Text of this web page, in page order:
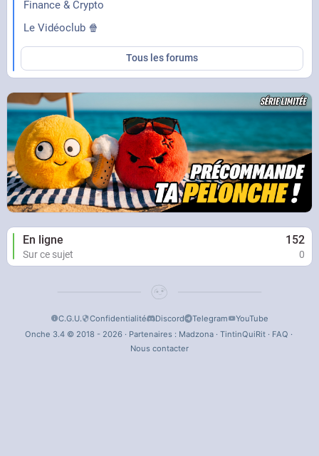
Finance & Crypto
Le Vidéoclub 🍿
Tous les forums
En ligne 152
Sur ce sujet 0
C.G.U. Confidentialité Discord Telegram
YouTube
Onche 3.4 © 2018 - 2026 · Partenaires : Madzona· TintinQuiRit· FAQ ·
Nous contacter